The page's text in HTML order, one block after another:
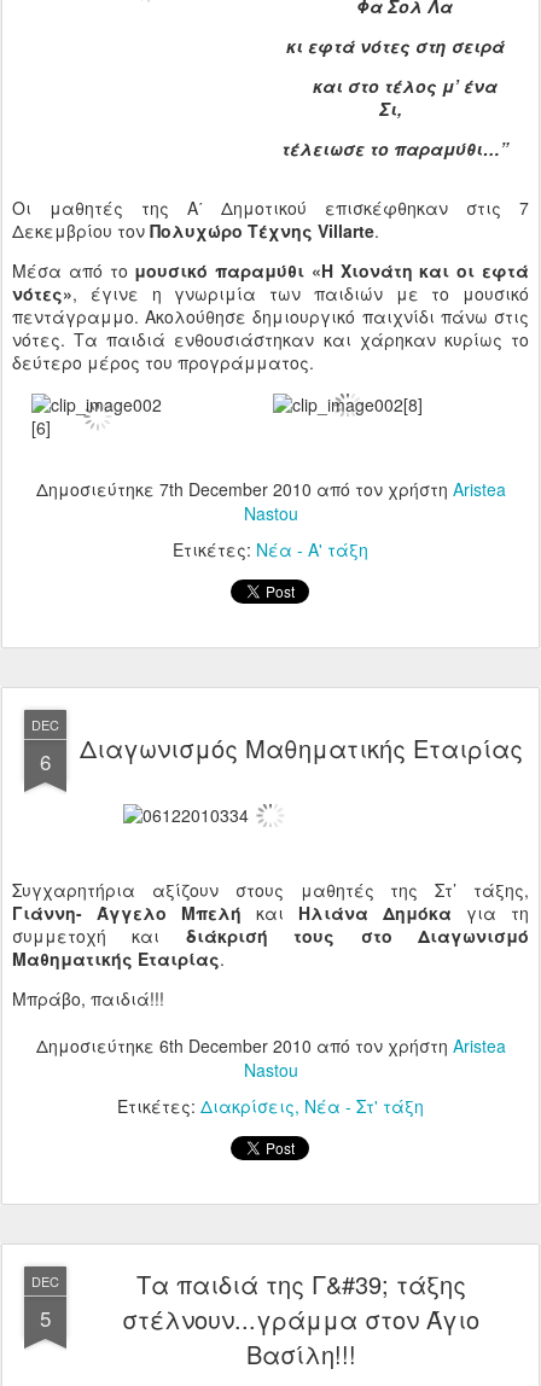
Φα Σολ Λα
κι εφτά νότες στη σειρά
και στο τέλος μ’ ένα
Σι,
τέλειωσε το παραμύθι…”
Οι μαθητές της Α΄ Δημοτικού επισκέφθηκαν στις 7
Δεκεμβρίου τον Πολυχώρο Tέχνης Villarte.
Μέσα από το μουσικό παραμύθι «Η Χιονάτη και οι εφτά
νότες», έγινε η γνωριμία των παιδιών με το μουσικό
πεντάγραμμο. Ακολούθησε δημιουργικό παιχνίδι πάνω στις
νότες. Τα παιδιά ενθουσιάστηκαν και χάρηκαν κυρίως το
δεύτερο μέρος του προγράμματος.
Δημοσιεύτηκε 7th December 2010 από τον χρήστη Aristea
Nastou
Ετικέτες: Νέα - Α' τάξη
DEC
6 Διαγωνισμός Μαθηματικής Εταιρίας
Συγχαρητήρια αξίζουν στους μαθητές της Στ’ τάξης,
Γιάννη- Άγγελο Μπελή και Ηλιάνα Δημόκα για τη
συμμετοχή και διάκρισή τους στο Διαγωνισμό
Μαθηματικής Εταιρίας.
Μπράβο, παιδιά!!!
Δημοσιεύτηκε 6th December 2010 από τον χρήστη Aristea
Nastou
Ετικέτες: Διακρίσεις Νέα - Στ' τάξη
DEC
5
Τα παιδιά της Γ&#39; τάξης
στέλνουν...γράμμα στον Άγιο
Βασίλη!!!